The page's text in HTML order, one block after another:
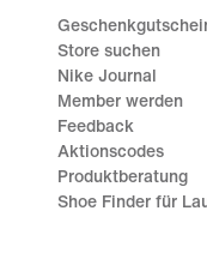
Store suchen
Nike Journal
Member werden
Feedback
Aktionscodes
Produktberatung
Shoe Finder für